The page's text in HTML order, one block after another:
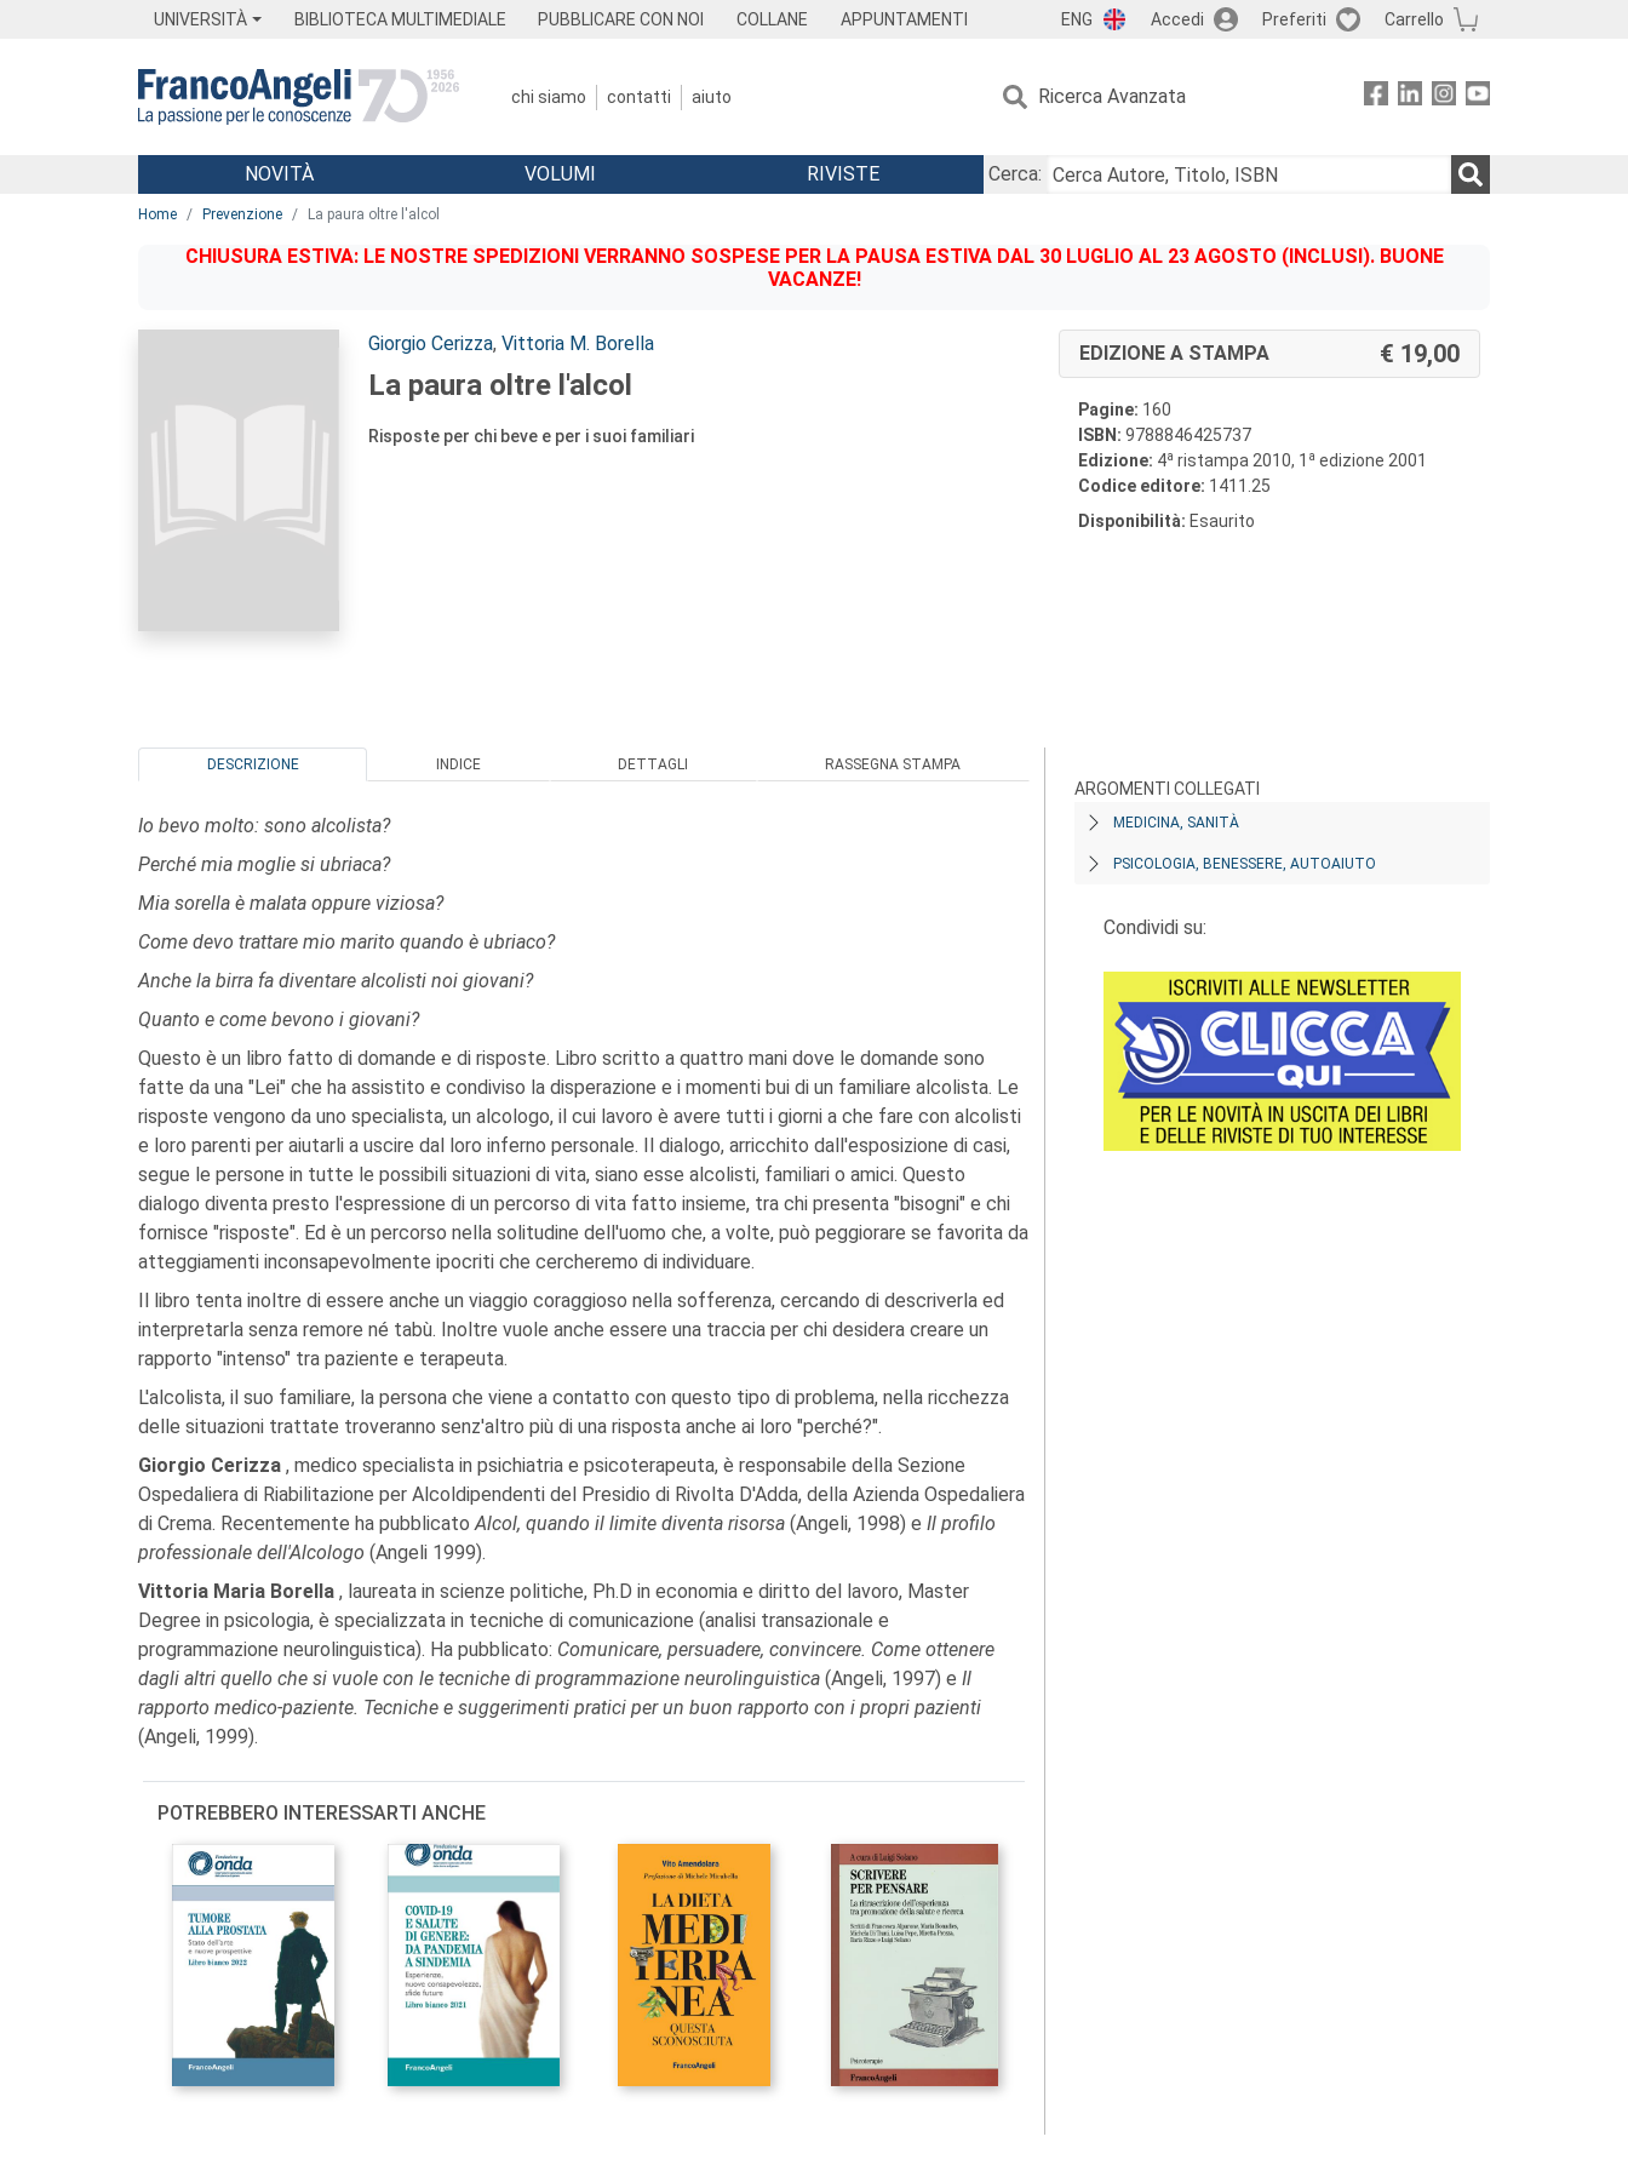
UNIVERSITÀ BIBLIOTECA MULTIMEDIALE PUBBLICARE CON NOI COLLANE APPUNTAMENTI ENG Accedi Preferiti Carrello
chi siamo contatti aiuto Ricerca Avanzata
Menu
NOVITÀ VOLUMI RIVISTE
Cerca:
Home Prevenzione La paura oltre l'alcol
CHIUSURA ESTIVA: LE NOSTRE SPEDIZIONI VERRANNO SOSPESE PER LA PAUSA ESTIVA DAL 30 LUGLIO AL 23 AGOSTO (INCLUSI). BUONE
VACANZE!
Autori:
Giorgio Cerizza, Vittoria M. Borella
La paura oltre l'alcol
Risposte per chi beve e per i suoi familiari
EDIZIONE A STAMPA 19,00
Pagine: 160
ISBN: 9788846425737
Edizione: 4a ristampa 2010, 1 a edizione 2001
Codice editore: 1411.25
Disponibilità: Esaurito
DESCRIZIONE INDICE DETTAGLI RASSEGNA STAMPA
Io bevo molto: sono alcolista?
Perché mia moglie si ubriaca?
Mia sorella è malata oppure viziosa?
Come devo trattare mio marito quando è ubriaco?
Anche la birra fa diventare alcolisti noi giovani?
Quanto e come bevono i giovani?
Questo è un libro fatto di domande e di risposte. Libro scritto a quattro mani dove le domande sono
fatte da una "Lei" che ha assistito e condiviso la disperazione e i momenti bui di un familiare alcolista. Le
risposte vengono da uno specialista, un alcologo, il cui lavoro è avere tutti i giorni a che fare con alcolisti
e loro parenti per aiutarli a uscire dal loro inferno personale. Il dialogo, arricchito dall'esposizione di casi,
segue le persone in tutte le possibili situazioni di vita, siano esse alcolisti, familiari o amici. Questo
dialogo diventa presto l'espressione di un percorso di vita fatto insieme, tra chi presenta "bisogni" e chi
fornisce "risposte". Ed è un percorso nella solitudine dell'uomo che, a volte, può peggiorare se favorita da
atteggiamenti inconsapevolmente ipocriti che cercheremo di individuare.
Il libro tenta inoltre di essere anche un viaggio coraggioso nella sofferenza, cercando di descriverla ed
interpretarla senza remore né tabù. Inoltre vuole anche essere una traccia per chi desidera creare un
rapporto "intenso" tra paziente e terapeuta.
L'alcolista, il suo familiare, la persona che viene a contatto con questo tipo di problema, nella ricchezza
delle situazioni trattate troveranno senz'altro più di una risposta anche ai loro "perché?".
Giorgio Cerizza , medico specialista in psichiatria e psicoterapeuta, è responsabile della Sezione
Ospedaliera di Riabilitazione per Alcoldipendenti del Presidio di Rivolta D'Adda, della Azienda Ospedaliera
di Crema. Recentemente ha pubblicatoAlcol, quando il limite diventa risorsa (Angeli, 1998) e Il profilo
professionale dell'Alcologo (Angeli 1999).
Vittoria Maria Borella , laureata in scienze politiche, Ph.D in economia e diritto del lavoro, Master
Degree in psicologia, è specializzata in tecniche di comunicazione (analisi transazionale e
programmazione neurolinguistica). Ha pubblicato: Comunicare, persuadere, convincere. Come ottenere
dagli altri quello che si vuole con le tecniche di programmazione neurolinguistica (Angeli, 1997) e Il
rapporto medico-paziente. Tecniche e suggerimenti pratici per un buon rapporto con i propri pazienti
(Angeli, 1999).
POTREBBERO INTERESSARTI ANCHE
ARGOMENTI COLLEGATI
MEDICINA, SANITÀ
PSICOLOGIA, BENESSERE, AUTOAIUTO
Condividi su: